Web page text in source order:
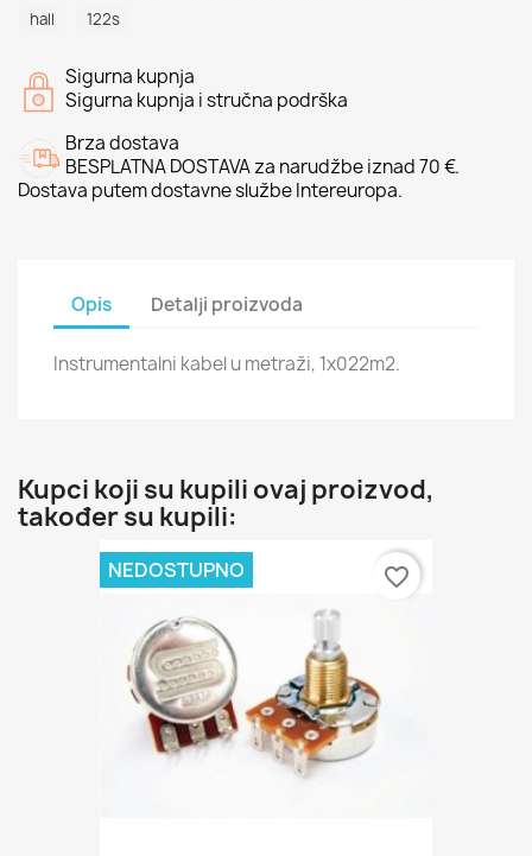
hall
122s
Sigurna kupnja
Sigurna kupnja i stručna podrška
Brza dostava
BESPLATNA DOSTAVA za narudžbe iznad 70 €.
Dostava putem dostavne službe Intereuropa.
Opis Detalji proizvoda
Instrumentalni kabel u metraži, 1x022m2.
Kupci koji su kupili ovaj proizvod,
također su kupili:
NEDOSTUPNO favorite_border